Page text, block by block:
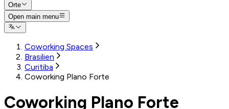
Orte
Open main menu
Coworking Spaces
Brasilien
Curitiba
Coworking Plano Forte
Coworking Plano Forte